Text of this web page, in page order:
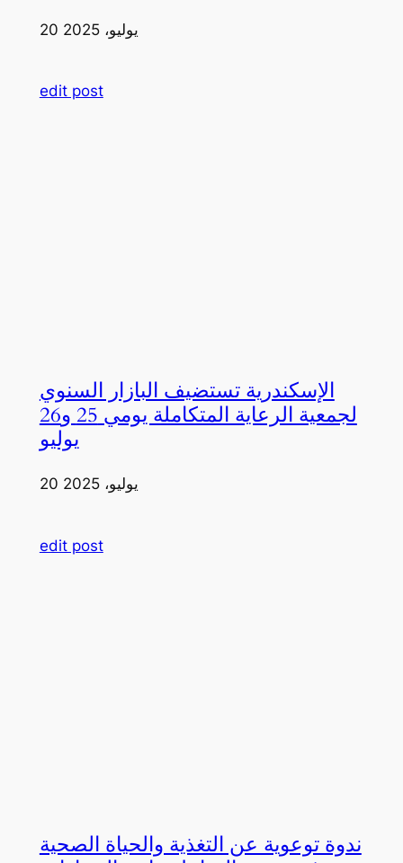
20 يوليو، 2025
edit post
الإسكندرية تستضيف البازار السنوي
لجمعية الرعاية المتكاملة يومي 25 و26
يوليو
20 يوليو، 2025
edit post
ندوة توعوية عن التغذية والحياة الصحية